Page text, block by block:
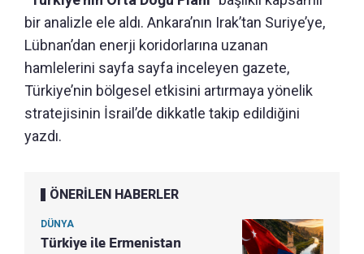
bir analizle ele aldı. Ankara’nın Irak’tan Suriye’ye,
Lübnan’dan enerji koridorlarına uzanan
hamlelerini sayfa sayfa inceleyen gazete,
Türkiye’nin bölgesel etkisini artırmaya yönelik
stratejisinin İsrail’de dikkatle takip edildiğini
yazdı.
ÖNERİLEN HABERLER
DÜNYA
Türkiye ile Ermenistan